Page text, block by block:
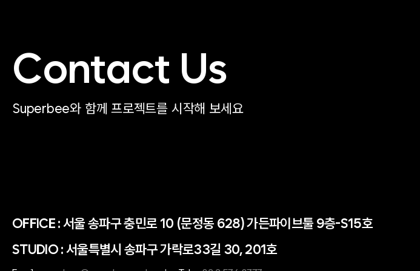
Contact Us
Superbee와 함께 프로젝트를 시작해 보세요
OFFICE :서울 송파구 충민로 10 (문정동 628) 가든파이브툴 9층-S15호
STUDIO : 서울특별시 송파구 가락로33길 30, 201호